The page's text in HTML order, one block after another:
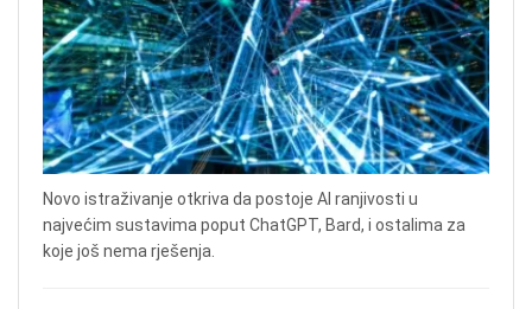
Novo istraživanje otkriva da postoje AI ranjivosti u
najvećim sustavima poput ChatGPT, Bard, i ostalima za
koje još nema rješenja.